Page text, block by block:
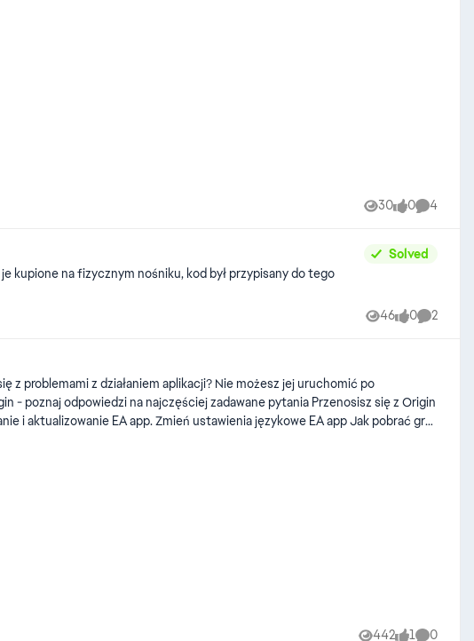
Czy jest jakiś "prosty złoty środek" na
30
Views 0
likes 4
kupione na fizycznym nośniku, kod był przypisany do tego
Solved
46
Views 0
likes 2
z problemami z działaniem aplikacji? Nie możesz jej uruchomić po
EA. Jak włączyć uwierzytelnianie
442 1 0